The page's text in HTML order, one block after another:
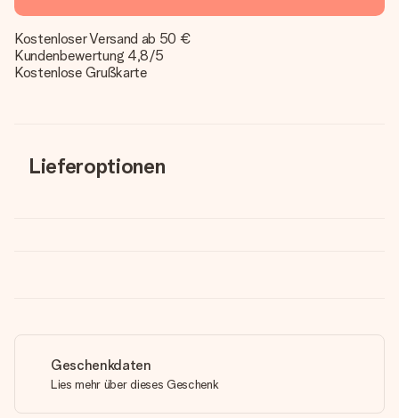
Kostenloser Versand ab 50 €
Kundenbewertung 4,8/5
Kostenlose Grußkarte
Lieferoptionen
Geschenkdaten
Lies mehr über dieses Geschenk